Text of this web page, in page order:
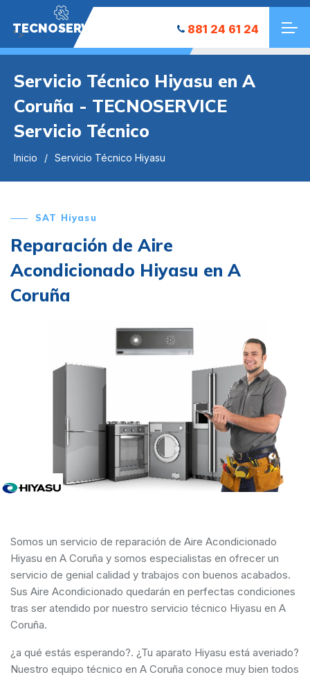
TECNOSERVICE
"> 881 24 61 24
Servicio Técnico Hiyasu en A
Coruña - TECNOSERVICE
Servicio Técnico
Inicio Servicio Técnico Hiyasu
SAT Hiyasu
Reparación de Aire
Acondicionado Hiyasu en A
Coruña
Somos un servicio de reparación de Aire Acondicionado
Hiyasu en A Coruña y somos especialistas en ofrecer un
servicio de genial calidad y trabajos con buenos acabados.
Sus Aire Acondicionado quedarán en perfectas condiciones
tras ser atendido por nuestro servicio técnico Hiyasu en A
Coruña.
¿a qué estás esperando?. ¿Tu aparato Hiyasu está averiado?
Nuestro equipo técnico en A Coruña conoce muy bien todos